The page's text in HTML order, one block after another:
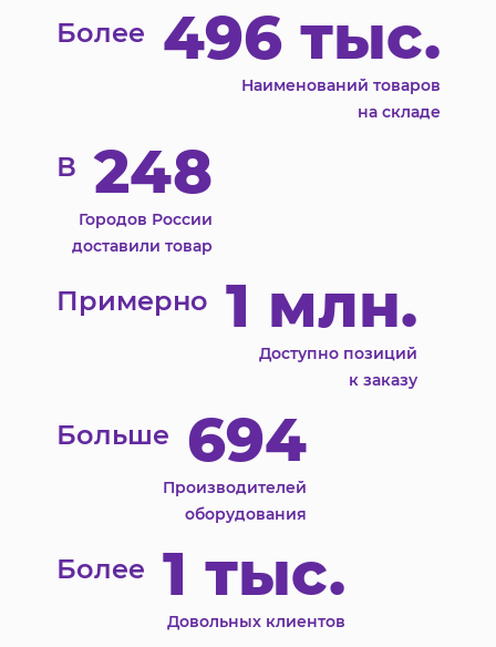
Более 496 тыс.
Наименований товаров
на складе
В 248
Городов России
доставили товар
Примерно 1 млн.
Доступно позиций
к заказу
Больше 694
Производителей
оборудования
Более 1 тыс.
Довольных клиентов